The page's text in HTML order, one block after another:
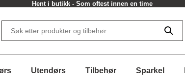
30 dagers returrett
Utendørs Tilbehør Sparkel